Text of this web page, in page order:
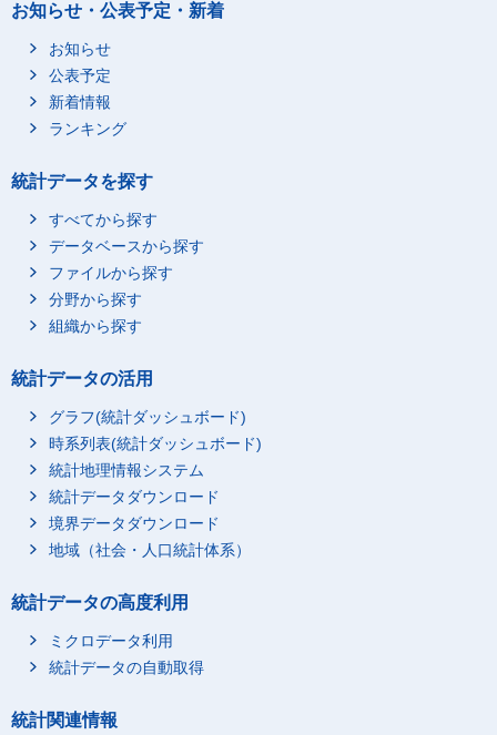
お知らせ・公表予定・新着
お知らせ
公表予定
新着情報
ランキング
統計データを探す
すべてから探す
データベースから探す
ファイルから探す
分野から探す
組織から探す
統計データの活用
グラフ(統計ダッシュボード)
時系列表(統計ダッシュボード)
統計地理情報システム
統計データダウンロード
境界データダウンロード
地域（社会・人口統計体系）
統計データの高度利用
ミクロデータ利用
統計データの自動取得
統計関連情報